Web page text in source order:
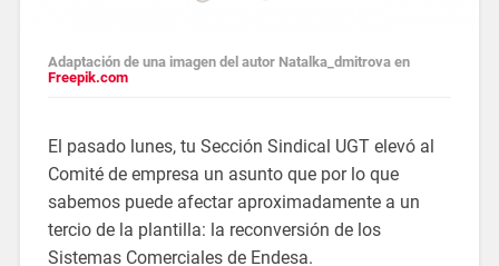
Adaptación de una imagen del autor Natalka_dmitrova en
Freepik.com
El pasado lunes, tu Sección Sindical UGT elevó al
Comité de empresa un asunto que por lo que
sabemos puede afectar aproximadamente a un
tercio de la plantilla: la reconversión de los
Sistemas Comerciales de Endesa.